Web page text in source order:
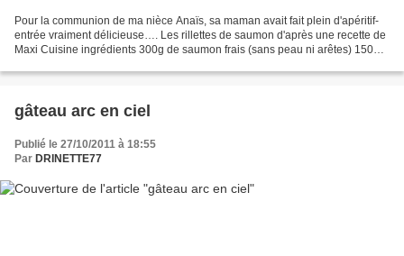
Pour la communion de ma nièce Anaïs, sa maman avait fait plein d'apéritif-
entrée vraiment délicieuse…. Les rillettes de saumon d'après une recette de
Maxi Cuisine ingrédients 300g de saumon frais (sans peau ni arêtes) 150g
gâteau arc en ciel
Publié le 27/10/2011 à 18:55
Par DRINETTE77